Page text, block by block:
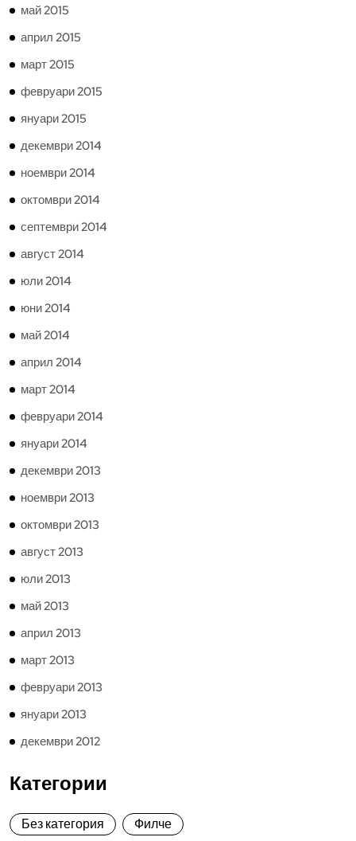
май 2015
април 2015
март 2015
февруари 2015
януари 2015
декември 2014
ноември 2014
октомври 2014
септември 2014
август 2014
юли 2014
юни 2014
май 2014
април 2014
март 2014
февруари 2014
януари 2014
декември 2013
ноември 2013
октомври 2013
август 2013
юли 2013
май 2013
април 2013
март 2013
февруари 2013
януари 2013
декември 2012
Категории
Без категория Филче